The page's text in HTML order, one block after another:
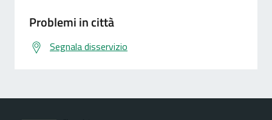
Problemi in città
Segnala disservizio